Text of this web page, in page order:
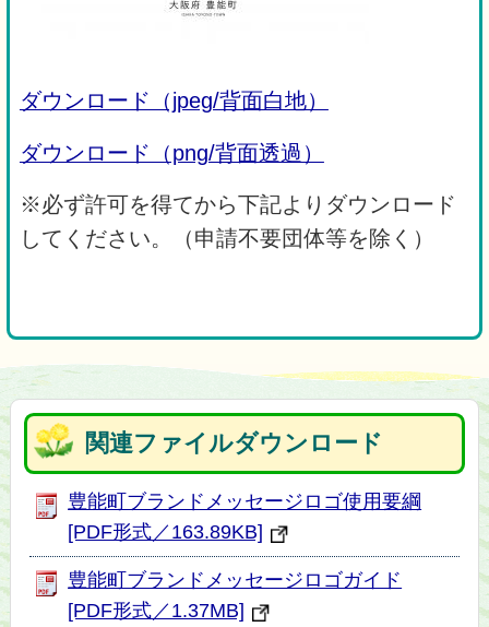
ダウンロード（jpeg/背面白地）
ダウンロード（png/背面透過）
※必ず許可を得てから下記よりダウンロード
してください。（申請不要団体等を除く）
関連ファイルダウンロード
豊能町ブランドメッセージロゴ使用要綱
[PDF形式／163.89KB]
豊能町ブランドメッセージロゴガイド
[PDF形式／1.37MB]